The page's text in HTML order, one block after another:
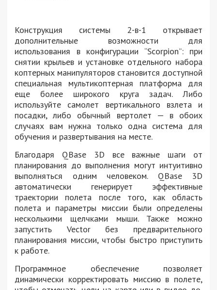
Конструкция системы 2-в-1 открывает
дополнительные возможности для
использования в конфигурации “Scorpion”: при
снятии крыльев и установке отдельного набора
коптерных манипуляторов становится доступной
специальная мультикоптерная платформа для
еще более широкого круга задач. Либо
используйте самолет вертикального взлета и
посадки, либо обычный вертолет — в обоих
случаях вам нужна только одна система для
обучения и развертывания на месте.
Благодаря QBase 3D все важные шаги от
планирования до выполнения могут интуитивно
выполняться одним человеком. QBase 3D
автоматически генерирует эффективные
траектории полета после того, как область
полета и параметры миссии были определены
несколькими щелчками мыши. Также можно
запустить Vector без предварительного
планирования миссии, чтобы быстро приступить
к работе.
Программное обеспечение позволяет
динамически корректировать миссию в полете,